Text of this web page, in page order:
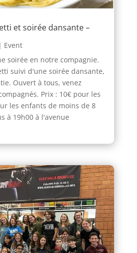
et soirée dansante –
| Event
soirée en notre compagnie.
suivi d'une soirée dansante,
Ouvert à tous, venez
Prix : 10€ pour les
les enfants de moins de 8
à 19h00 à l'avenue